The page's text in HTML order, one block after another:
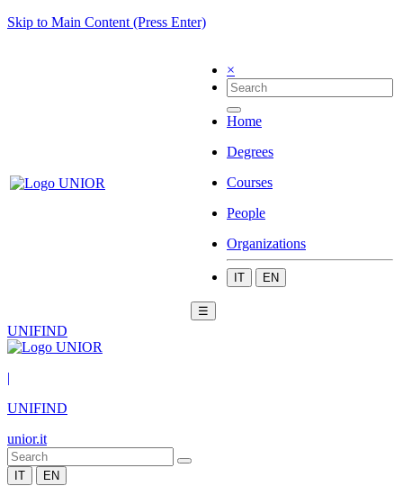
Skip to Main Content (Press Enter)
×
Home
Degrees
Courses
People
Organizations
IT EN
☰
UNIFIND
|
UNIFIND
unior.it
IT EN